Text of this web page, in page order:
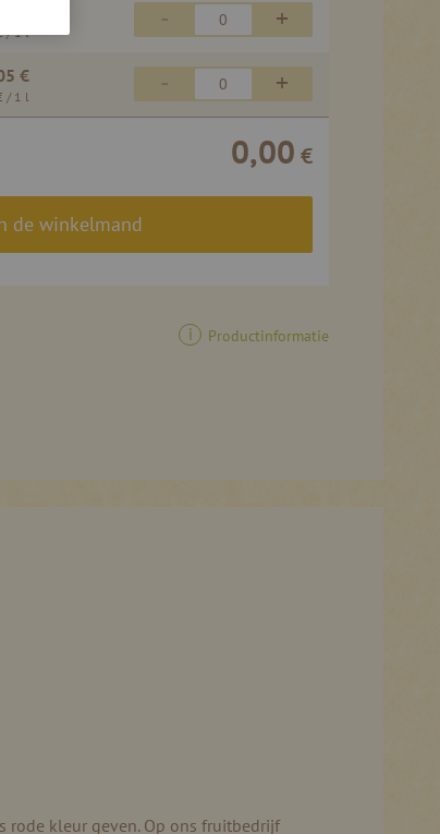
/ 1 l - +
€
/ 1 l - +
0,00 €
de winkelmand
Productinformatie
rode kleur geven. Op ons fruitbedrijf